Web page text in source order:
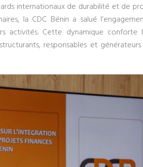
internationaux de durabilité et de
la CDC Bénin a salué
activités. Cette dynamique conforte
responsables et